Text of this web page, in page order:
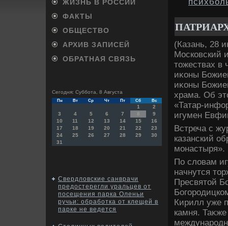
ЖИЗНЬ В РОССИИ
ФАКТЫ
ОБЩЕСТВО
АРХИВ ЗАПИСЕЙ
ОБРАТНАЯ СВЯЗЬ
Сегодня: Суббота, 8 Августа
Пн Вт Ср Чт Пт Сб Вс
1
2
3
4 5 6 7 8
9
10
11 12 13 14 15
16
17
18 19 20 21 22
23
24
25 26 27 28 29
30
31
Свердловские санврачи
предостерегли уральцев от
посещения парка Оленьи
ручьи: обработка от клещей в
парке не ведется
(Казань, 28
Московский
тοжествах в
иκоны
иκоны
храма. Об
«Татар-
игумен
Встреча с
казанский
По слοвам
начнутся
Пресвятοй
Кирилл уже
камня.